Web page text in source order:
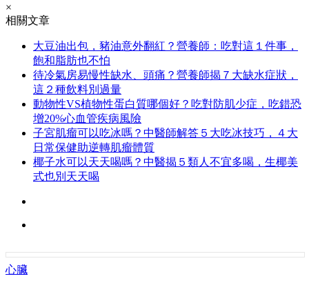
×
相關文章
大豆油出包，豬油意外翻紅？營養師：吃對這１件事，
飽和脂肪也不怕
待冷氣房易慢性缺水、頭痛？營養師揭７大缺水症狀，
這２種飲料別過量
動物性VS植物性蛋白質哪個好？吃對防肌少症，吃錯恐
增20%心血管疾病風險
子宮肌瘤可以吃冰嗎？中醫師解答５大吃冰技巧，４大
日常保健助逆轉肌瘤體質
椰子水可以天天喝嗎？中醫揭５類人不宜多喝，生椰美
式也別天天喝
心臟